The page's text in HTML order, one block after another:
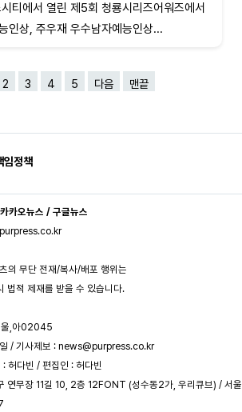
티에서 열린 제5회 청룡시리즈어워즈에서
인상, 주우재 우수남자예능인상...
2 3 4 5 다음 맨끝
임정책
카오뉴스 / 구글뉴스
의 무단 전재/복사/배포 행위는
법적 제재를 받을 수 있습니다.
울,아02045
/ 기사제보 : news@purpress.co.kr
허다빈 / 편집인 : 허다빈
연무장 11길 10, 2층 12FONT (성수동2가, 우리큐브) / 서울